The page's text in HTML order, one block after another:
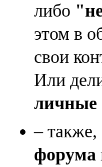
либо
этом в
свои
Или
личные
–
форума